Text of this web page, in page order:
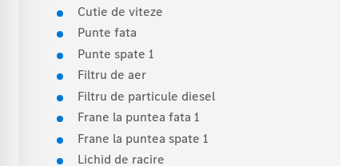
Cutie de viteze
Punte fata
Punte spate 1
Filtru de aer
Filtru de particule diesel
Frane la puntea fata 1
Frane la puntea spate 1
Lichid de racire